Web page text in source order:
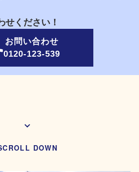
せください！
お問い合わせ
0120-123-539
DOWN